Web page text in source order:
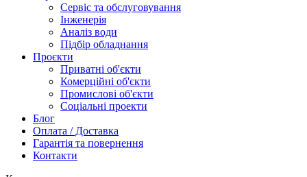
Сервіс та обслуговування
Інженерія
Аналіз води
Підбір обладнання
Проєкти
Приватні об'єкти
Комерційні об'єкти
Промислові об'єкти
Соціальні проекти
Блог
Оплата / Доставка
Гарантія та повернення
Контакти